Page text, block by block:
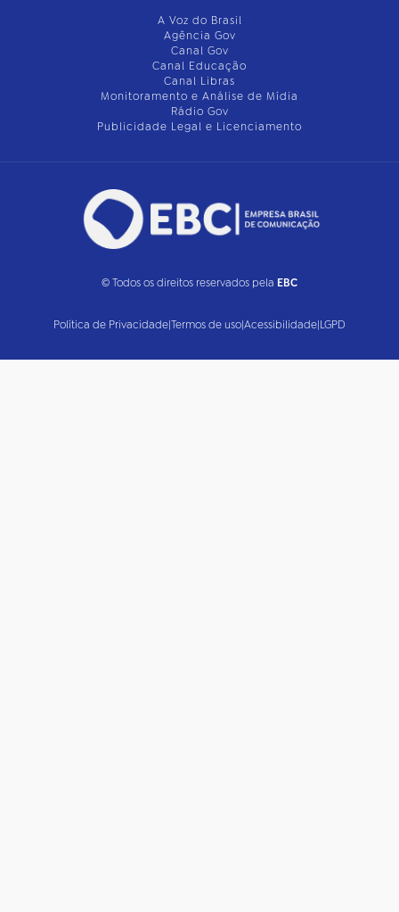
A Voz do Brasil
Agência Gov
Canal Gov
Canal Educação
Canal Libras
Monitoramento e Análise de Mídia
Rádio Gov
Publicidade Legal e Licenciamento
© Todos os direitos reservados pela EBC
Política de Privacidade|Termos de uso|Acessibilidade|LGPD